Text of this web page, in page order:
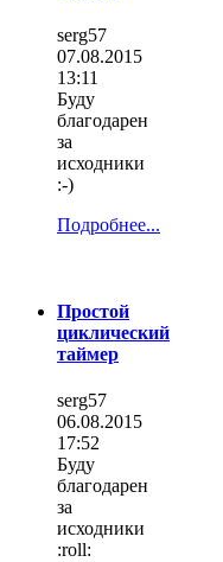
serg57
07.08.2015
13:11
Буду
благодарен
за
исходники
:-)
Подробнее...
Простой
циклический
таймер
serg57
06.08.2015
17:52
Буду
благодарен
за
исходники
:roll: